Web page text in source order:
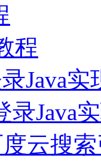
程
Java实
录Java
云搜